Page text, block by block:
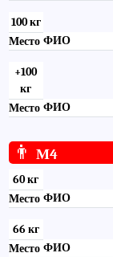
100 кг
Место ФИО
+100
кг
Место ФИО
👨 М4
60 кг
Место ФИО
66 кг
Место ФИО